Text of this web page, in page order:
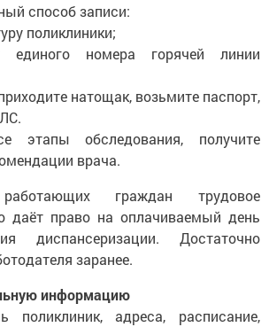
способ записи:
поликлиники;
номера горячей линии
натощак, возьмите паспорт,
этапы обследования, получите
врача.
граждан трудовое
даёт право на оплачиваемый день
диспансеризации. Достаточно
заранее.
информацию
поликлиник, адреса, расписание,